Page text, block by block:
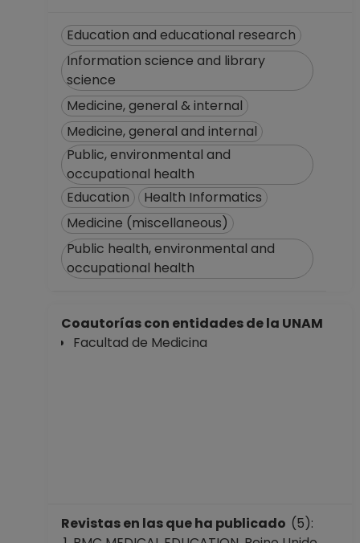
PROFESOR
ASIGNATURA A TP
No Definitivo
Facultad de
Medicina
Desde 01-06-2014
hasta 15-02-2015
PROFESOR
ASIGNATURA A TP
No Definitivo
Facultad de
Medicina
Desde 16-03-2014
hasta 31-05-2014
ASIGNATURA A TP
No Definitivo
Desde 16-10-2012
Education and educational research
Information science and library
science
Medicine, general & internal
Medicine, general and internal
Public, environmental and
occupational health
Education
Health Informatics
Medicine (miscellaneous)
Public health, environmental and
occupational health
Coautorías con entidades de la UNAM
Facultad de Medicina
Revistas en las que ha publicado (5):